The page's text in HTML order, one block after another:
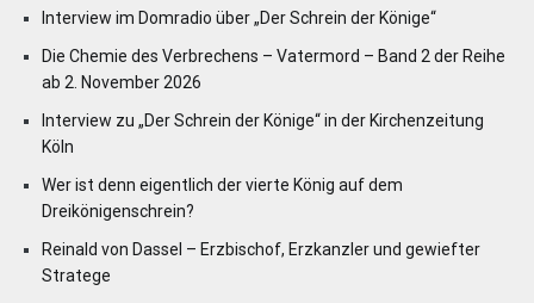
Interview im Domradio über „Der Schrein der Könige“
Die Chemie des Verbrechens – Vatermord – Band 2 der Reihe
ab 2. November 2026
Interview zu „Der Schrein der Könige“ in der Kirchenzeitung
Köln
Wer ist denn eigentlich der vierte König auf dem
Dreikönigenschrein?
Reinald von Dassel – Erzbischof, Erzkanzler und gewiefter
Stratege